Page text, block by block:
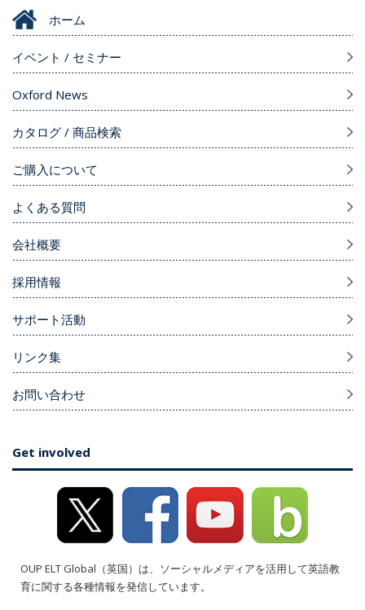
ホーム
イベント / セミナー
Oxford News
カタログ / 商品検索
ご購入について
よくある質問
会社概要
採用情報
サポート活動
リンク集
お問い合わせ
Get involved
OUP ELT Global（英国）は、ソーシャルメディアを活用して英語教
育に関する各種情報を発信しています。